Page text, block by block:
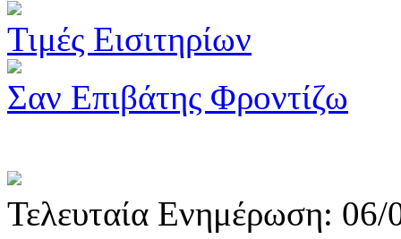
Τιμές Εισιτηρίων
Σαν Επιβάτης Φροντίζω
Τελευταία Ενημέρωση: